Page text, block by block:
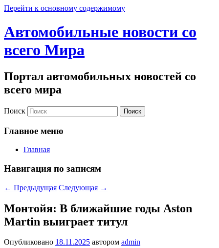
Перейти к основному содержимому
Автомобильные новости со
всего Мира
Портал автомобильных новостей со
всего мира
Поиск
Главное меню
Главная
Навигация по записям
← Предыдущая Следующая →
Монтойя: В ближайшие годы Aston
Martin выиграет титул
Опубликовано 18.11.2025 автором admin